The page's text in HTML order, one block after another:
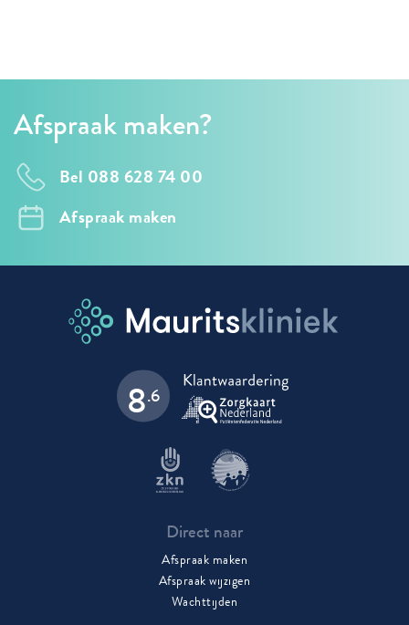
Afspraak maken?
Bel 088 628 74 00
Afspraak maken
8.6
Direct naar
Afspraak maken
Afspraak wijzigen
Wachttijden